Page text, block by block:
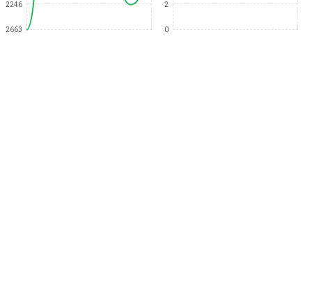
2246
2663
2
0